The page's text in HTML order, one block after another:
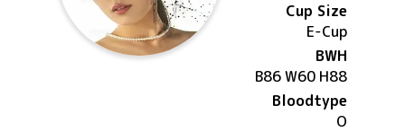
Cup Size
E-Cup
BWH
B86 W60 H88
Bloodtype
O